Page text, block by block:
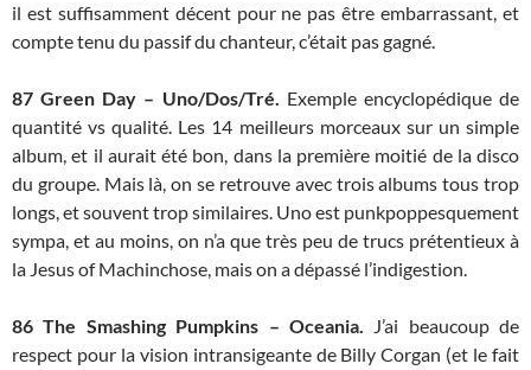
il est suffisamment décent pour ne pas être embarrassant, et
compte tenu du passif du chanteur, c’était pas gagné.
87 Green Day – Uno/Dos/Tré. Exemple encyclopédique de
quantité vs qualité. Les 14 meilleurs morceaux sur un simple
album, et il aurait été bon, dans la première moitié de la disco
du groupe. Mais là, on se retrouve avec trois albums tous trop
longs, et souvent trop similaires. Uno est punkpoppesquement
sympa, et au moins, on n’a que très peu de trucs prétentieux à
la Jesus of Machinchose, mais on a dépassé l’indigestion.
86 The Smashing Pumpkins – Oceania. J’ai beaucoup de
respect pour la vision intransigeante de Billy Corgan (et le fait